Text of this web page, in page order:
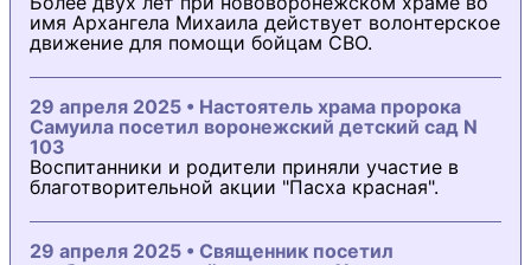
имя Архангела Михаила действует волонтерское
движение для помощи бойцам СВО.
29 апреля 2025 • Настоятель храма пророка
Самуила посетил воронежский детский сад N
103
Воспитанники и родители приняли участие в
благотворительной акции "Пасха красная".
29 апреля 2025 • Священник посетил